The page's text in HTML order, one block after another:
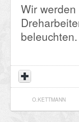
Wir
beleuchten.
O.KETTMANN